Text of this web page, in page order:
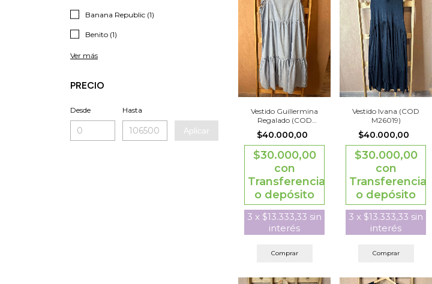
Banana Republic (1)
Benito (1)
Ver más
PRECIO
Desde Hasta
Aplicar
Vestido Guillermina
Regalado (COD
$40.000,00
$30.000,00
con
Transferencia
o depósito
3 x $13.333,33 sin
interés
Comprar
Vestido Ivana (COD
M26019)
$40.000,00
$30.000,00
con
Transferencia
o depósito
3 x $13.333,33 sin
interés
Comprar